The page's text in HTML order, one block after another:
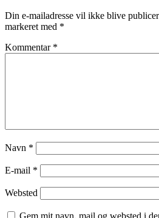
Din e-mailadresse vil ikke blive
markeret med *
Kommentar *
Navn *
E-mail *
Websted
Gem mit navn, mail og websted i